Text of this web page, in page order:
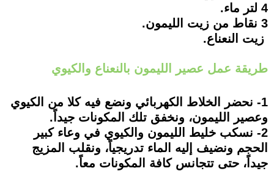
4 لتر ماء.
3 نقاط من زيت الليمون.
زيت النعناع.
طريقة عمل عصير الليمون بالنعناع والكيوي
1- نحضر الخلاط الكهربائي ونضع فيه كلا من الكيوي
وعصير الليمون، ونخفق تلك المكونات جيداً.
2- نسكب خليط الليمون والكيوي في وعاء كبير
الحجم ونضيف إليه الماء تدريجياً، ونقلب المزيج
جيداً، حتى تتجانس كافة المكونات معاً.